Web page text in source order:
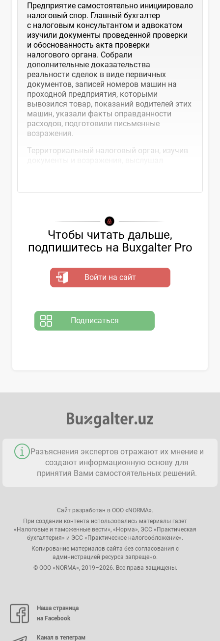
Предприятие самостоятельно инициировало
налоговый спор. Главный бухгалтер
с налоговым консультантом и адвокатом
изучили документы проведенной проверки
и обоснованность акта проверки
налогового органа. Собрали
дополнительные доказательства
реальности сделок в виде первичных
документов, записей номеров машин на
проходной предприятия, которыми
вывозился товар, показаний водителей этих
машин, указали факты оправданности
расходов, подготовили письменные
возражения.
Территориальный налоговый орган, изучив
Чтобы читать дальше,
подпишитесь на Buxgalter Pro
Войти на сайт
Подписаться
Разъяснения экспертов отражают их мнение и
создают информационную основу для
принятия Вами самостоятельных решений.
Сайт разработан в ООО «NORMA».
При создании контента использовались материалы газет
«Налоговые и таможенные вести», «Норма», ЭСС «Практическая
бухгалтерия» и ЭСС «Практическое налогообложение».
Копирование материалов сайта без согласования с
администрацией ресурса запрещено.
© ООО «NORMA», 2019–2026. Все права защищены.
Наша страница
на Facebook
Канал в телеграм